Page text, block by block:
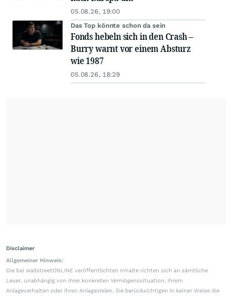
05.08.26, 19:00
Das Top könnte schon da sein
Fonds hebeln sich in den Crash –
Burry warnt vor einem Absturz
wie 1987
05.08.26, 18:29
Disclaimer
Allgemeiner Hinweis:
Die bei wallstreetONLINE veröffentlichten Inhalte richten sich an sämtliche
Leser, unabhängig von ihrer konkreten Vermögenssituation, ihrem
Anlageverhalten oder ihren Anlagezielen. Sie berücksichtigen in keiner Weise die